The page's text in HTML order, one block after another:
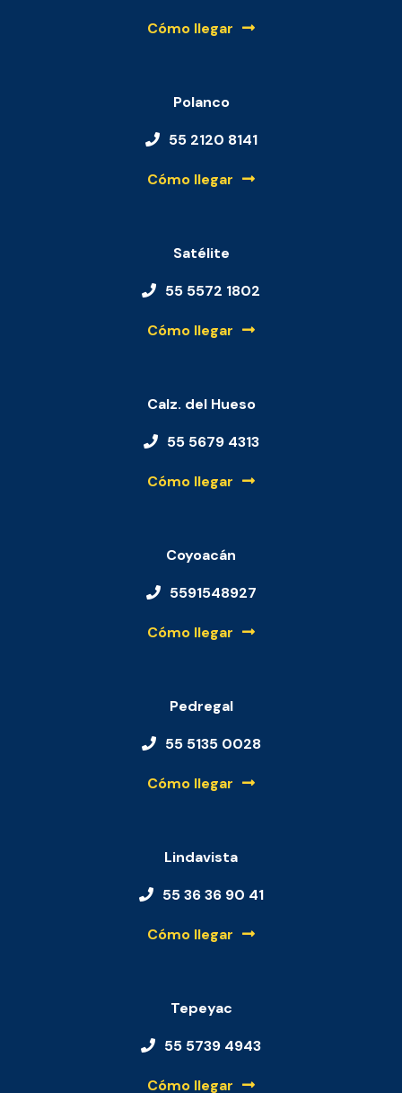
Cómo llegar
Polanco
55 2120 8141
Cómo llegar
Satélite
55 5572 1802
Cómo llegar
Calz. del Hueso
55 5679 4313
Cómo llegar
Coyoacán
5591548927
Cómo llegar
Pedregal
55 5135 0028
Cómo llegar
Lindavista
55 36 36 90 41
Cómo llegar
Tepeyac
55 5739 4943
Cómo llegar